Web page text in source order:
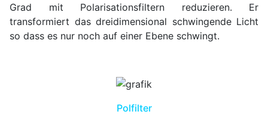
Grad mit Polarisationsfiltern reduzieren. Er
transformiert das dreidimensional schwingende Licht
so dass es nur noch auf einer Ebene schwingt.
Polfilter